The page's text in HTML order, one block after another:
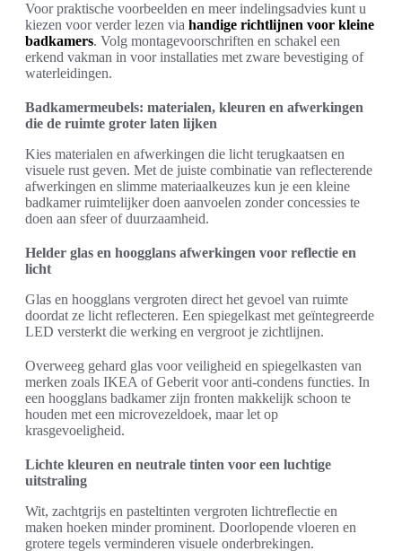
Voor praktische voorbeelden en meer indelingsadvies kunt u
kiezen voor verder lezen via handige richtlijnen voor kleine
badkamers. Volg montagevoorschriften en schakel een
erkend vakman in voor installaties met zware bevestiging of
waterleidingen.
Badkamermeubels: materialen, kleuren en afwerkingen
die de ruimte groter laten lijken
Kies materialen en afwerkingen die licht terugkaatsen en
visuele rust geven. Met de juiste combinatie van reflecterende
afwerkingen en slimme materiaalkeuzes kun je een kleine
badkamer ruimtelijker doen aanvoelen zonder concessies te
doen aan sfeer of duurzaamheid.
Helder glas en hoogglans afwerkingen voor reflectie en
licht
Glas en hoogglans vergroten direct het gevoel van ruimte
doordat ze licht reflecteren. Een spiegelkast met geïntegreerde
LED versterkt die werking en vergroot je zichtlijnen.
Overweeg gehard glas voor veiligheid en spiegelkasten van
merken zoals IKEA of Geberit voor anti-condens functies. In
een hoogglans badkamer zijn fronten makkelijk schoon te
houden met een microvezeldoek, maar let op
krasgevoeligheid.
Lichte kleuren en neutrale tinten voor een luchtige
uitstraling
Wit, zachtgrijs en pasteltinten vergroten lichtreflectie en
maken hoeken minder prominent. Doorlopende vloeren en
grotere tegels verminderen visuele onderbrekingen.